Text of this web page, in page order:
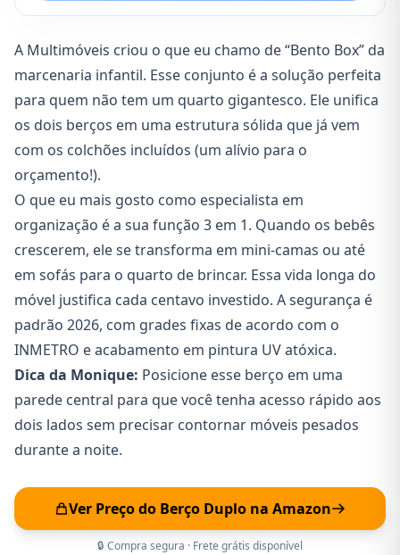
A Multimóveis criou o que eu chamo de “Bento Box” da
marcenaria infantil. Esse conjunto é a solução perfeita
para quem não tem um quarto gigantesco. Ele unifica
os dois berços em uma estrutura sólida que já vem
com os colchões incluídos (um alívio para o
orçamento!).
O que eu mais gosto como especialista em
organização é a sua função 3 em 1. Quando os bebês
crescerem, ele se transforma em mini-camas ou até
em sofás para o quarto de brincar. Essa vida longa do
móvel justifica cada centavo investido. A segurança é
padrão 2026, com grades fixas de acordo com o
INMETRO e acabamento em pintura UV atóxica.
Dica da Monique: Posicione esse berço em uma
parede central para que você tenha acesso rápido aos
dois lados sem precisar contornar móveis pesados
durante a noite.
Ver Preço do Berço Duplo na Amazon
🔒 Compra segura · Frete grátis disponível